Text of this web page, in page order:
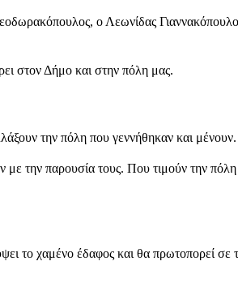
ο Λεωνίδας
στον Δήμο και στην πόλη μας.
την πόλη που γεννήθηκαν και μένουν.
την παρουσία τους. Που τιμούν την πόλη
το χαμένο έδαφος και θα πρωτοπορεί σε